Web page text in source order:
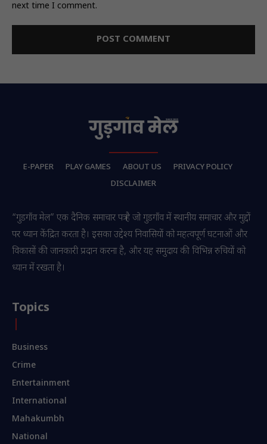
next time I comment.
E-PAPER PLAY GAMES ABOUT US
PRIVACY POLICY
DISCLAIMER
“गुडगाँव मेल” एक दैनिक समाचार पत्र है जो गुडगाँव में स्थानीय समाचार और मुद्दों
पर ध्यान केंद्रित करता है। इसका उद्देश्य निवासियों को महत्वपूर्ण घटनाओं और
विकासों की जानकारी प्रदान करना है, और यह समुदाय की विभिन्न रुचियों को
ध्यान में रखता है।
Topics
Business
Crime
Entertainment
International
Mahakumbh
National